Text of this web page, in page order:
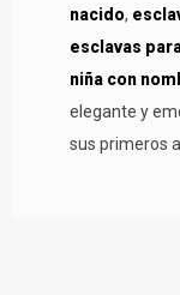
nacido,
esclavas
niña con
elegante y
sus primeros